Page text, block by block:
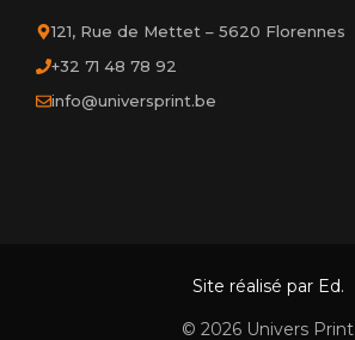
121, Rue de Mettet – 5620 Florennes
+32 71 48 78 92
info@universprint.be
Site réalisé par Ed.
© 2026 Univers Print